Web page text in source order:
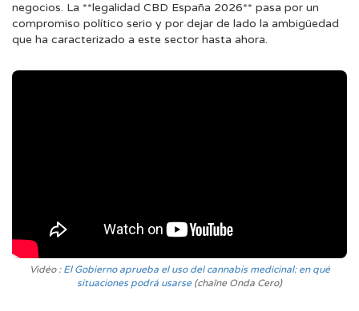
negocios. La **legalidad CBD España 2026** pasa por un
compromiso político serio y por dejar de lado la ambigüedad
que ha caracterizado a este sector hasta ahora.
Vidéo : El Gobierno aprueba el uso del cannabis medicinal: en qué
situaciones podrá usarse (chaîne Onda Cero)